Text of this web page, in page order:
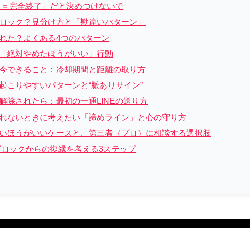
＝完全終了」だと決めつけないで
ック？見分け方と「勘違いパターン」
た？よくある4つのパターン
絶対やめたほうがいい」行動
できること：冷却期間と距離の取り方
こりやすいパターンと“脈ありサイン”
除されたら：最初の一通LINEの送り方
ないときに考えたい「諦めライン」と心の守り方
ほうがいいケースと、第三者（プロ）に相談する選択肢
ックからの復縁を考える3ステップ